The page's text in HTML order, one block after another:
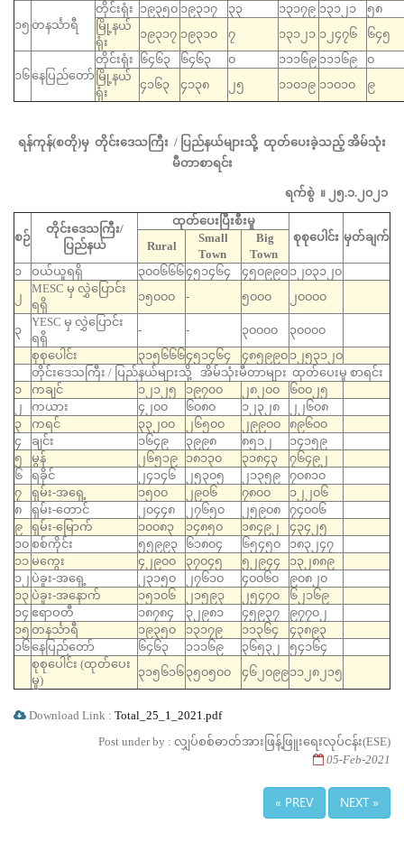
၁၅ တနင်္သာရီ
တိုင်းရုံး ၁၉၃၅၀ ၁၉၃၁၇ ၃၃ ၁၃၁၇၉ ၁၃၁၂၁
၅၈
မြို့နယ်
ရုံး
၁၉၃၁၇ ၁၉၃၁၀ ၇ ၁၃၁၂၁ ၁၂၄၇၆ ၆၄၅
၁၆နေပြည်တော်
တိုင်းရုံး ၆၄၆၃ ၆၄၆၃ ၀ ၁၁၁၆၉ ၁၁၁၆၉
၀
မြို့နယ်
ရုံး
၄၁၆၃ ၄၁၃၈ ၂၅ ၁၁၀၁၉ ၁၁၀၁၀ ၉
ရန်ကုန်(စတို)မှ တိုင်းဒေသကြီး / ပြည်နယ်များသို့ ထုတ်ပေးခဲ့သည့် အိမ်သုံး
မီတာစာရင်း
ရက်စွဲ ။ ၂၅.၁.၂၀၂၁
စဉ်
တိုင်းဒေသကြီး/
ပြည်နယ်
ထုတ်ပေးပြီးစီးမှု
စုစုပေါင်း မှတ်ချက်
Rural
Small
Town
Big
Town
၁
ဝယ်ယူရရှိ ၃၀၀၆၆၆၄၅၁၄၆၄ ၄၅၀၉၉၀ ၁၂၀၃၁၂၀
၂
MESC မှ လွှဲပြောင်း
ရရှိ
၁၅၀၀၀ - ၅၀၀၀ ၂၀၀၀၀
၃
YESC မှ လွှဲပြောင်း
ရရှိ
- - ၃၀၀၀၀
၃၀၀၀၀
စုစုပေါင်း
၃၁၅၆၆၆၄၅၁၄၆၄ ၄၈၅၉၉၀ ၁၂၅၃၁၂၀
တိုင်းဒေသကြီး / ပြည်နယ်များသို့ အိမ်သုံးမီတာများ ထုတ်ပေးမှု စာရင်း
၁
ကချင် ၁၂၁၂၅ ၁၉၇၀၀ ၂၈၂၀၀
၆၀၀၂၅
၂
ကယား ၄၂၀၀ ၆၀၈၀ ၁၂၃၂၈
၂၂၆၀၈
၃
ကရင် ၃၃၂၀၀ ၂၆၅၀၀ ၂၉၉၀၀
၈၉၆၀၀
၄
ချင်း ၁၆၄၉ ၃၉၉၈ ၈၅၁၂
၁၄၁၅၉
၅
မွန် ၂၆၅၁၉ ၁၈၁၃၀ ၃၁၈၄၃
၇၆၄၉၂
၆
ရခိုင် ၂၄၁၄၆ ၂၅၃၀၅ ၂၁၃၅၉
၇၀၈၁၀
၇
ရှမ်း-အရှေ့ ၁၅၀၀ ၂၉၀၆ ၇၈၀၀
၁၂၂၀၆
၈
ရှမ်း-တောင် ၂၀၄၄၈ ၂၇၆၅၀ ၂၅၉၀၈
၇၄၀၀၆
၉
ရှမ်း-မြောက် ၁၀၀၈၃ ၁၄၈၅၀ ၁၈၄၉၂
၄၃၄၂၅
၁၀ စစ်ကိုင်း ၅၅၉၉၃ ၆၁၈၀၄ ၆၅၄၅၀
၁၈၃၂၄၇
၁၁ မကွေး ၄၂၉၀၀ ၃၇၀၄၅ ၅၂၉၄၄
၁၃၂၈၈၉
၁၂ ပဲခူး-အရှေ့ ၂၃၁၅၀ ၂၇၆၁၀ ၄၀၀၆၀
၉၀၈၂၀
၁၃ ပဲခူး-အနောက် ၁၅၁၀၆ ၂၁၅၉၃ ၂၅၄၇၀
၆၂၁၆၉
၁၄ ဧရာဝတီ ၁၈၇၈၄ ၃၂၉၈၁ ၄၅၉၃၇
၉၇၇၀၂
၁၅ တနင်္သာရီ ၁၉၃၅၀ ၁၃၁၇၉ ၁၁၃၆၄
၄၃၈၉၃
၁၆နေပြည်တော် ၆၄၆၃ ၁၁၁၆၉ ၃၆၅၃၂
၅၄၁၆၄
စုစုပေါင်း (ထုတ်‌ပေး
မှု)
၃၁၅၆၁၆ ၃၅၀၅၀၀ ၄၆၂၀၉၉၁၁၂၈၂၁၅
Download Link : Total_25_1_2021.pdf
Post under by : လျှပ်စစ်ဓာတ်အားဖြန့်ဖြူးရေးလုပ်ငန်း(ESE)
05-Feb-2021
« PREV NEXT »